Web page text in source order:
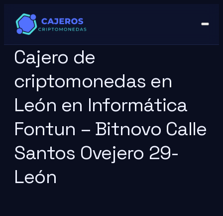
Cajero de
criptomonedas en
León en Informática
Fontun – Bitnovo Calle
Santos Ovejero 29-
León